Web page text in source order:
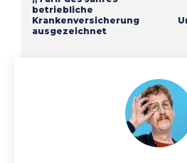
betriebliche
Krankenversicherung
ausgezeichnet